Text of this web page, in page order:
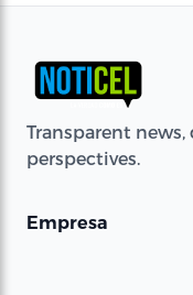
Transparent
perspectives.
Empresa